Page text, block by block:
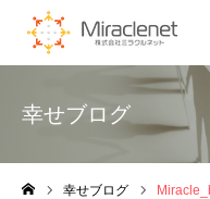
幸せブログ
幸せブログ